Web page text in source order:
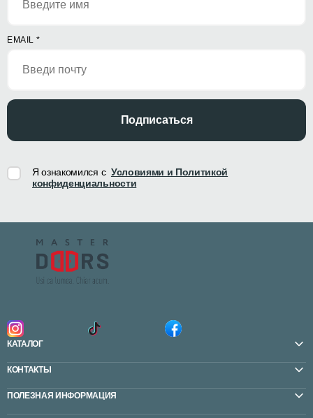
EMAIL *
Подписаться
Я ознакомился с Условиями и Политикой
конфиденциальности
КАТАЛОГ
КОНТАКТЫ
ПОЛЕЗНАЯ ИНФОРМАЦИЯ